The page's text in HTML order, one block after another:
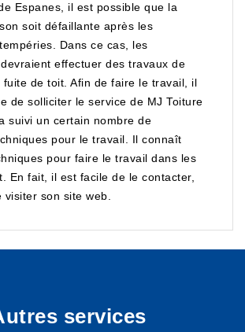
Espanes, il est possible que la
soit défaillante après les
Dans ce cas, les
effectuer des travaux de
fuite de toit. Afin de faire le travail, il
de solliciter le service de MJ Toiture
suivi un certain nombre de
pour le travail. Il connaît
pour faire le travail dans les
En fait, il est facile de le contacter,
son site web.
services